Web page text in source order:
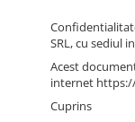
SRL, cu sediul
Acest
internet
Cuprins